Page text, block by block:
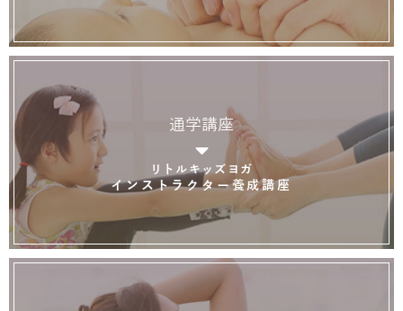
通学講座
リトルキッズヨガ
インストラクター養成講座